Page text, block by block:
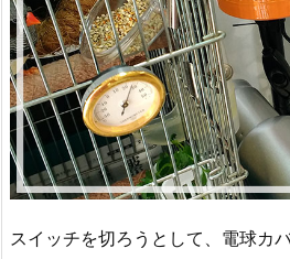
スイッチを切ろうとして、電球カ